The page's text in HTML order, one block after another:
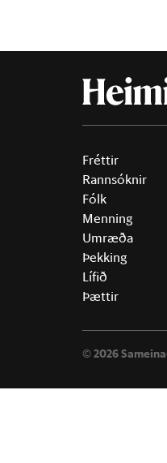
Fréttir
Rannsóknir
Fólk
Menning
Umræða
Þekking
Lífið
Þættir
©2026